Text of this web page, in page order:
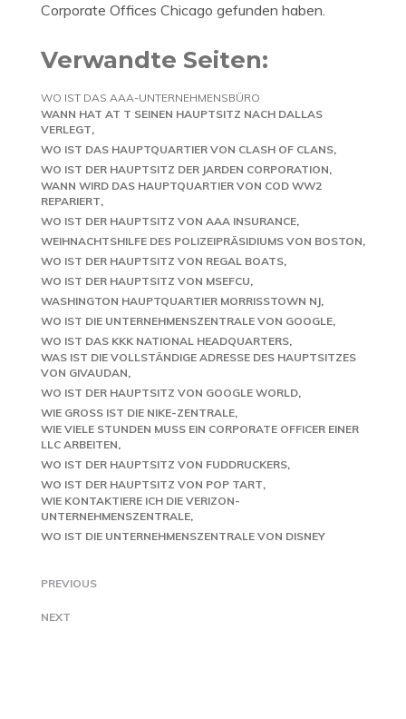
Corporate Offices Chicago gefunden haben.
Verwandte Seiten:
WO IST DAS AAA-UNTERNEHMENSBÜRO
WANN HAT AT T SEINEN HAUPTSITZ NACH DALLAS
VERLEGT
WO IST DAS HAUPTQUARTIER VON CLASH OF CLANS
WO IST DER HAUPTSITZ DER JARDEN CORPORATION
WANN WIRD DAS HAUPTQUARTIER VON COD WW2
REPARIERT
WO IST DER HAUPTSITZ VON AAA INSURANCE
WEIHNACHTSHILFE DES POLIZEIPRÄSIDIUMS VON BOSTON
WO IST DER HAUPTSITZ VON REGAL BOATS
WO IST DER HAUPTSITZ VON MSEFCU
WASHINGTON HAUPTQUARTIER MORRISSTOWN NJ
WO IST DIE UNTERNEHMENSZENTRALE VON GOOGLE
WO IST DAS KKK NATIONAL HEADQUARTERS
WAS IST DIE VOLLSTÄNDIGE ADRESSE DES HAUPTSITZES
VON GIVAUDAN
WO IST DER HAUPTSITZ VON GOOGLE WORLD
WIE GROSS IST DIE NIKE-ZENTRALE
WIE VIELE STUNDEN MUSS EIN CORPORATE OFFICER EINER
LLC ARBEITEN
WO IST DER HAUPTSITZ VON FUDDRUCKERS
WO IST DER HAUPTSITZ VON POP TART
WIE KONTAKTIERE ICH DIE VERIZON-
UNTERNEHMENSZENTRALE
WO IST DIE UNTERNEHMENSZENTRALE VON DISNEY
PREVIOUS
NEXT